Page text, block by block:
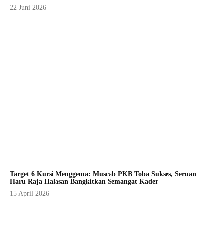
22 Juni 2026
Target 6 Kursi Menggema: Muscab PKB Toba Sukses, Seruan
Haru Raja Halasan Bangkitkan Semangat Kader
15 April 2026